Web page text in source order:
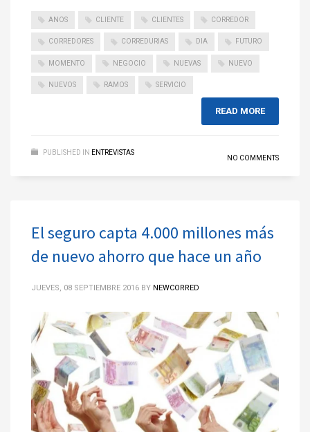
ANOS CLIENTE CLIENTES CORREDOR
CORREDORES CORREDURIAS DIA FUTURO
MOMENTO NEGOCIO NUEVAS NUEVO
NUEVOS RAMOS SERVICIO
READ MORE
PUBLISHED IN ENTREVISTAS
NO COMMENTS
El seguro capta 4.000 millones más
de nuevo ahorro que hace un año
JUEVES, 08 SEPTIEMBRE 2016 BY NEWCORRED